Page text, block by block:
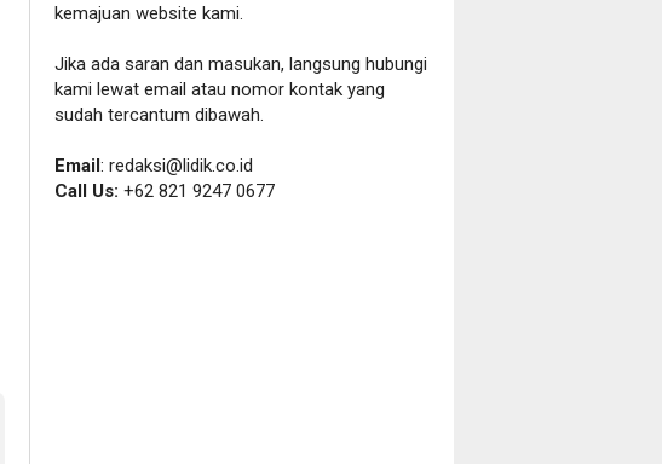
kemajuan website kami.
Jika ada saran dan masukan, langsung hubungi
kami lewat email atau nomor kontak yang
sudah tercantum dibawah.
Email: redaksi@lidik.co.id
Call Us: +62 821 9247 0677